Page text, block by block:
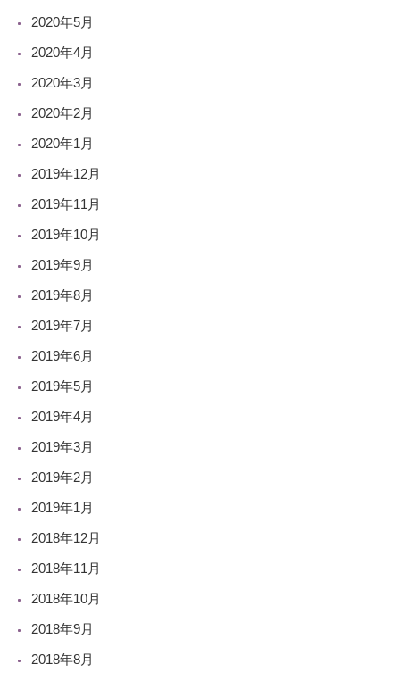
2020年5月
2020年4月
2020年3月
2020年2月
2020年1月
2019年12月
2019年11月
2019年10月
2019年9月
2019年8月
2019年7月
2019年6月
2019年5月
2019年4月
2019年3月
2019年2月
2019年1月
2018年12月
2018年11月
2018年10月
2018年9月
2018年8月